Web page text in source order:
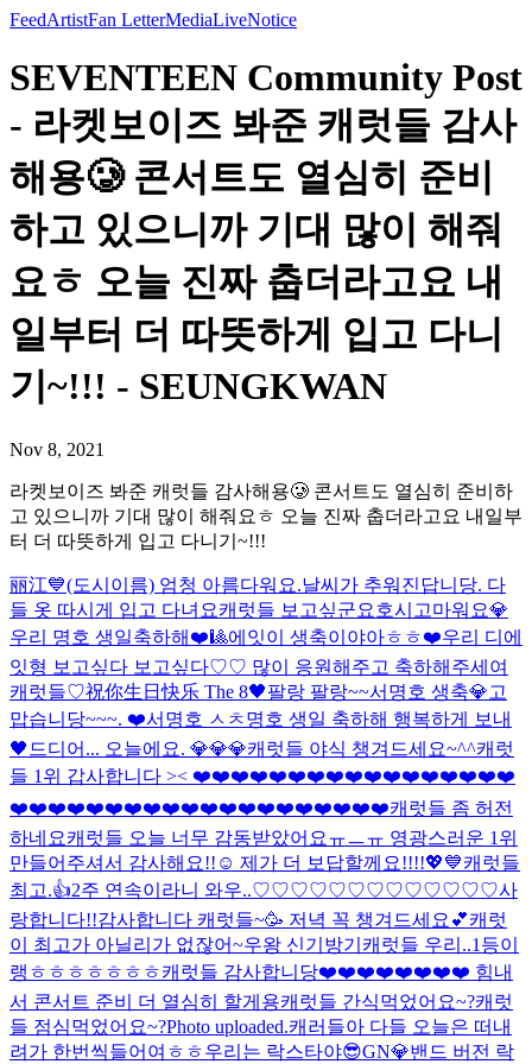
FeedArtistFan LetterMediaLiveNotice
SEVENTEEN Community Post
- 라켓보이즈 봐준 캐럿들 감사
해용🥲 콘서트도 열심히 준비
하고 있으니까 기대 많이 해줘
요ㅎ 오늘 진짜 춥더라고요 내
일부터 더 따뜻하게 입고 다니
기~!!! - SEUNGKWAN
Nov 8, 2021
라켓보이즈 봐준 캐럿들 감사해용🥲 콘서트도 열심히 준비하
고 있으니까 기대 많이 해줘요ㅎ 오늘 진짜 춥더라고요 내일부
터 더 따뜻하게 입고 다니기~!!!
丽江💙(도시이름) 엄청 아름다워요.날씨가 추워진답니당. 다
들 옷 따시게 입고 다녀요캐럿들 보고싶군요호시 고마워요💎
우리 명호 생일축하해❤️🎱에잇이 생축이야아ㅎㅎ❤️우리 디에
잇형 보고싶다 보고싶다♡♡ 많이 응원해주고 축하해주세여
캐럿들♡祝你生日快乐 The 8🖤팔랑 팔랑~~서명호 생축💎고
맙습니당~~~. ❤️서명호 ㅅㅊ명호 생일 축하해 행복하게 보내
🖤 드디어... 오늘에요. 💎💎💎캐럿들 야식 챙겨드세요~^^캐럿
들 1위 갑사합니다 >< ❤️❤️❤️❤️❤️❤️❤️❤️❤️❤️❤️❤️❤️❤️❤️❤️❤️
❤️❤️❤️❤️❤️❤️❤️❤️❤️❤️❤️❤️❤️❤️❤️❤️❤️❤️❤️❤️캐럿들 좀 허전
하네요캐럿들 오늘 너무 감동받았어요ㅠㅡㅠ 영광스러운 1위
만들어주셔서 감사해요!!☺️ 제가 더 보답할께요!!!!💖💙캐럿들
최고.👍2주 연속이라니 와우..♡♡♡♡♡♡♡♡♡♡♡♡♡사
랑합니다!!감사합니다 캐럿들~🥳 저녁 꼭 챙겨드세요💕캐럿
이 최고가 아닐리가 없잖어~우왕 신기방기 캐럿들 우리..1등이
랭ㅎㅎㅎㅎㅎㅎㅎ캐럿들 감사합니당❤️❤️❤️❤️❤️❤️❤️❤️ 힘내
서 콘서트 준비 더 열심히 할게용캐럿들 간식먹었어요~?캐럿
들 점심먹었어요~?Photo uploaded.캐러들아 다들 오늘은 떠내
려가 한번씩들어여ㅎㅎ우리는 락스타야😎GN💎밴드 버전 락